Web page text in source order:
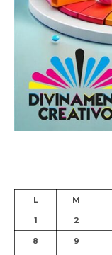
L M
1 2
8 9